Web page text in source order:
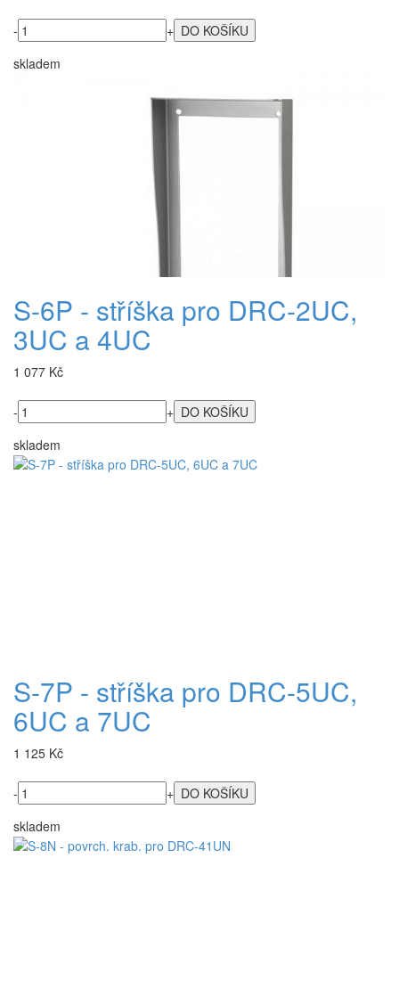
-
+
skladem
S-6P - stříška pro DRC-2UC,
3UC a 4UC
1 077 Kč
-
+
skladem
S-7P - stříška pro DRC-5UC,
6UC a 7UC
1 125 Kč
-
+
skladem